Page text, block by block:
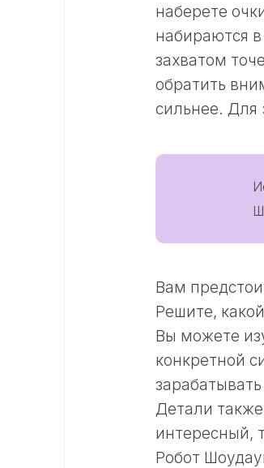
наберете
набираются
захватом
обратить
сильнее. Для
Вам
Решите,
Вы можете
конкретной
Детали
интересный,
Робот